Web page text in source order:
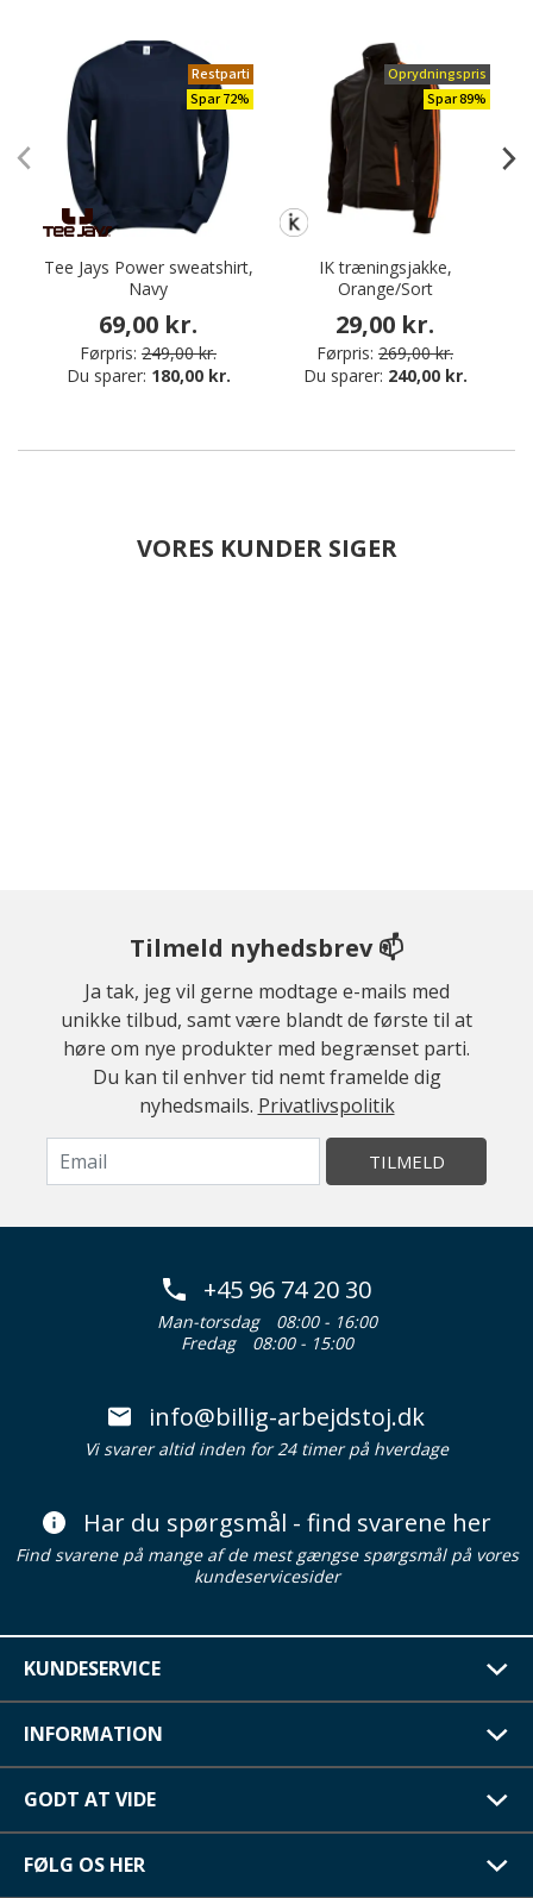
Restparti
Spar 72%
Tee Jays Power sweatshirt,
Navy
69,00 kr.
Førpris: 249,00 kr.
Du sparer: 180,00 kr.
Oprydningspris
Spar 89%
IK træningsjakke,
Orange/Sort
29,00 kr.
Førpris: 269,00 kr.
Du sparer: 240,00 kr.
VORES KUNDER SIGER
Tilmeld nyhedsbrev 📫
Ja tak, jeg vil gerne modtage e-mails med
unikke tilbud, samt være blandt de første til at
høre om nye produkter med begrænset parti.
Du kan til enhver tid nemt framelde dig
nyhedsmails. Privatlivspolitik
TILMELD
+45 96 74 20 30
Man-torsdag
08:00 - 16:00
Fredag
08:00 - 15:00
info@billig-arbejdstoj.dk
Vi svarer altid inden for 24 timer på hverdage
Har du spørgsmål - find svarene her
Find svarene på mange af de mest gængse spørgsmål på vores
kundeservicesider
KUNDESERVICE
INFORMATION
GODT AT VIDE
FØLG OS HER